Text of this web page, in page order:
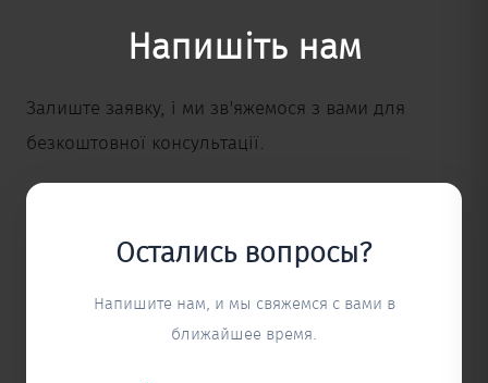
Напишіть нам
Залиште заявку, і ми зв'яжемося з вами для
безкоштовної консультації.
Остались вопросы?
Напишите нам, и мы свяжемся с вами в
ближайшее время.